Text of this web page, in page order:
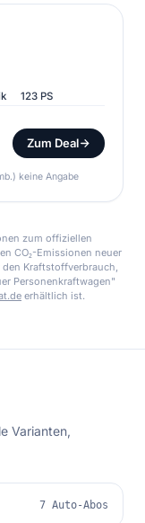
123 PS
Zum Deal
keine Angabe
zum offiziellen
CO₂-Emissionen neuer
Kraftstoffverbrauch,
Personenkraftwagen"
erhältlich ist.
Varianten,
7 Auto-Abos